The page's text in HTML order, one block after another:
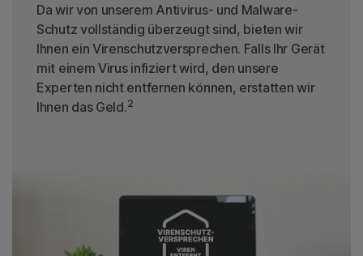
Da wir von unserem Antivirus- und Malware-
Schutz vollständig überzeugt sind, bieten wir
Ihnen ein Virenschutzversprechen. Falls Ihr Gerät
mit einem Virus infiziert wird, den unsere
Experten nicht entfernen können, erstatten wir
Ihnen das Geld.2